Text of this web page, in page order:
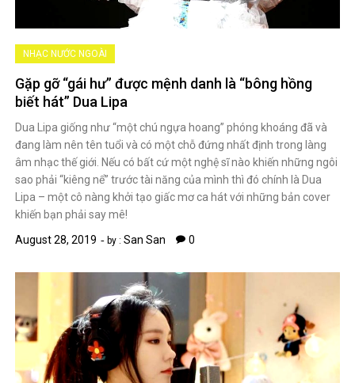
NHẠC NƯỚC NGOÀI
Gặp gỡ “gái hư” được mệnh danh là “bông hồng
biết hát” Dua Lipa
Dua Lipa giống như “một chú ngựa hoang” phóng khoáng đã và
đang làm nên tên tuổi và có một chỗ đứng nhất định trong làng
âm nhạc thế giới. Nếu có bất cứ một nghệ sĩ nào khiến những ngôi
sao phải “kiêng nể” trước tài năng của mình thì đó chính là Dua
Lipa – một cô nàng khởi tạo giấc mơ ca hát với những bản cover
khiến bạn phải say mê!
August 28, 2019
by :San San 0